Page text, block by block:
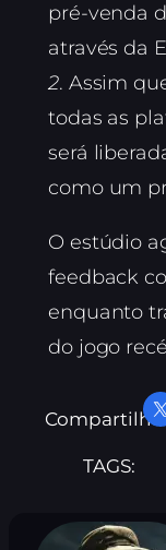
pré-venda
através da
2. Assim
todas as
será
como um
O estúdio
feedback
enquanto
do jogo
Compartilhe:
TAGS: